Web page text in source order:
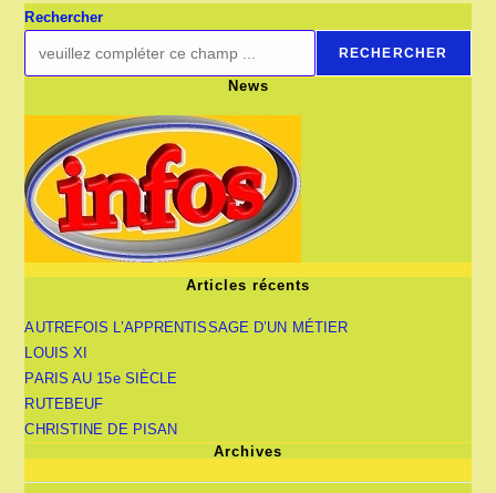
Rechercher
RECHERCHER
News
Articles récents
AUTREFOIS L’APPRENTISSAGE D’UN MÉTIER
LOUIS XI
PARIS AU 15e SIÈCLE
RUTEBEUF
CHRISTINE DE PISAN
Archives